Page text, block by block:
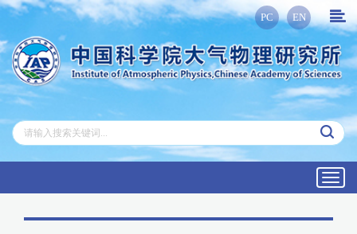
PC EN